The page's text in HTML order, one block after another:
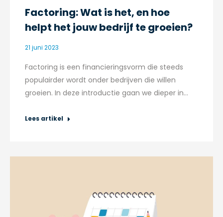
Factoring: Wat is het, en hoe
helpt het jouw bedrijf te groeien?
21 juni 2023
Factoring is een financieringsvorm die steeds
populairder wordt onder bedrijven die willen
groeien. In deze introductie gaan we dieper in…
Lees artikel